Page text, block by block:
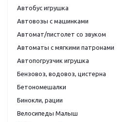
Автобус игрушка
Автовозы с машинками
Автомат/пистолет со звуком
Автоматы с мягкими патронами
Автопогрузчик игрушка
Бензовоз, водовоз, цистерна
Бетономешалки
Бинокли, рации
Велосипеды Малыш